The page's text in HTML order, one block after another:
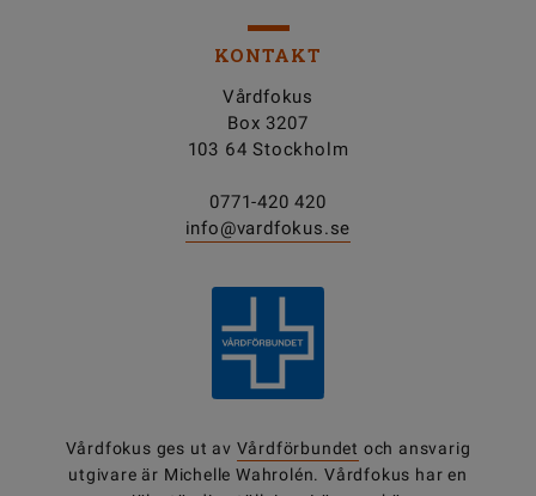
KONTAKT
Vårdfokus
Box 3207
103 64 Stockholm
0771-420 420
info@vardfokus.se
Vårdfokus ges ut av Vårdförbundet och ansvarig
utgivare är Michelle Wahrolén. Vårdfokus har en